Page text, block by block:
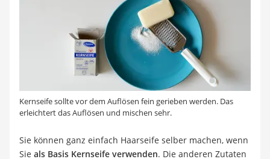
Kernseife sollte vor dem Auflösen fein gerieben werden. Das
erleichtert das Auflösen und mischen sehr.
Sie können ganz einfach Haarseife selber machen, wenn
Sie als Basis Kernseife verwenden. Die anderen Zutaten